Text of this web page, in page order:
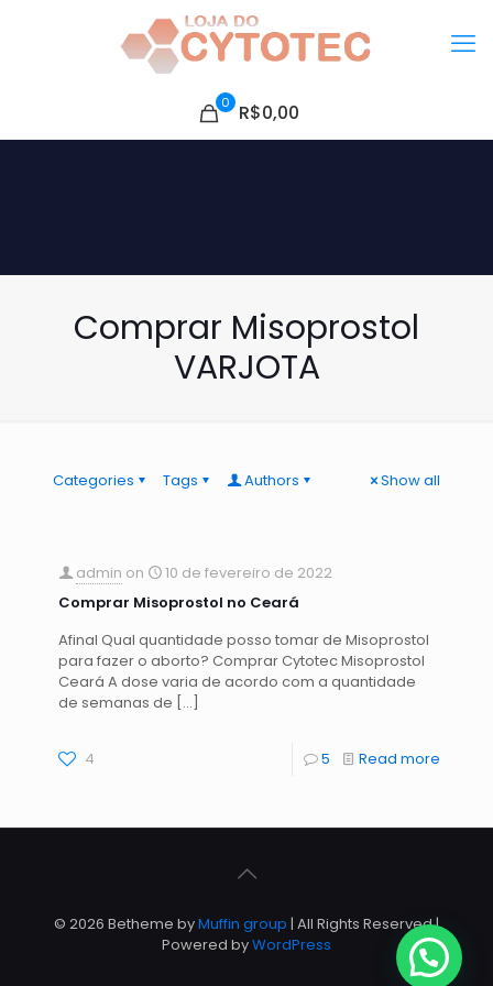
0 R$0,00
Comprar Misoprostol
VARJOTA
Categories Tags Authors Show all
admin on
10 de fevereiro de 2022
Comprar Misoprostol no Ceará
Afinal Qual quantidade posso tomar de Misoprostol
para fazer o aborto? Comprar Cytotec Misoprostol
Ceará A dose varia de acordo com a quantidade
de semanas de […]
4 5 Read more
© 2026 Betheme byMuffin group | All Rights Reserved |
Powered byWordPress